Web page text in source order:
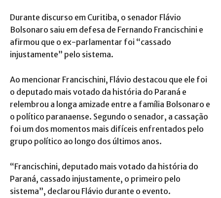
Durante discurso em Curitiba, o senador Flávio
Bolsonaro saiu em defesa de Fernando Francischini e
afirmou que o ex-parlamentar foi “cassado
injustamente” pelo sistema.
Ao mencionar Francischini, Flávio destacou que ele foi
o deputado mais votado da história do Paraná e
relembrou a longa amizade entre a família Bolsonaro e
o político paranaense. Segundo o senador, a cassação
foi um dos momentos mais difíceis enfrentados pelo
grupo político ao longo dos últimos anos.
“Francischini, deputado mais votado da história do
Paraná, cassado injustamente, o primeiro pelo
sistema”, declarou Flávio durante o evento.